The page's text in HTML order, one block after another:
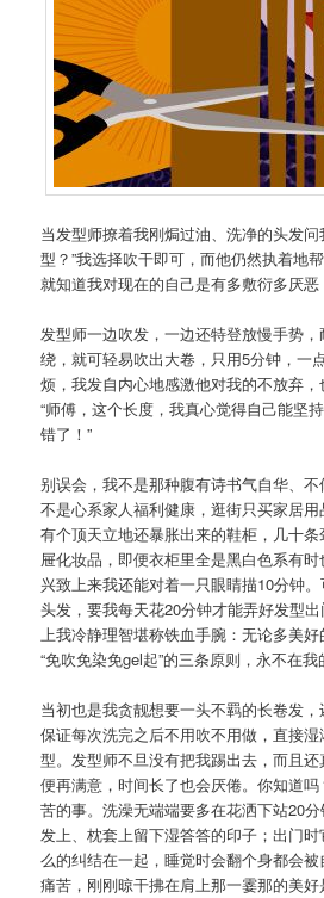
当发型师撩着我刚焗过油、洗净的头发问
型？”我选择吹干即可，而他仍然执着地
就知道我对现在的自己是有多敷衍多厌恶
发型师一边吹发，一边还特登放慢手势
绕，就可轻易吹出大卷，只用5分钟，一
烦，我发自内心地感激他对我的不放弃，
“师傅，这个长度，我真心觉得自己能坚
错了！”
别误会，我不是那种腹有诗书气自华、
不是心系家人福利健康，逛街只买家居
有个顶天立地还暴胀出来的鞋柜，几十
屉化妆品，即便衣柜里全是黑白色系有时
兴致上来我还能对着一只眼睛描10分钟
头发，要我每天花20分钟才能弄好发型
上我冷静理智堪称铁血手腕：无论多美
“免吹免染免gel起”的三条原则，永不在我
当初也是我贪靓想要一头不羁的长卷发
保证每次洗完之后不用吹不用做，直接
型。发型师不旦没有把我踢出去，而且
便再满意，时间长了也会厌倦。你知道
苦的事。洗澡无端端要多在花洒下站20
发上、枕套上留下湿答答的印子；出门
么的纠结在一起，睡觉时会翻个身都会
痛苦，刚刚晾干拂在肩上那一霎那的美好